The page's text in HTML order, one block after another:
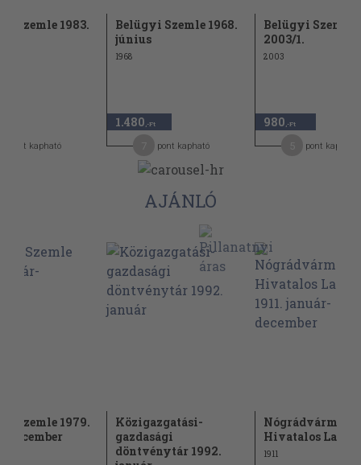
Szemle 1983.
pont kapható
Belügyi Szemle 1968.
június
1968
1.480 ,-Ft
pont kapható
Belügyi Szemle
2003/1.
2003
980 ,-Ft
pont kapható
AJÁNLÓ
Szemle 1979.
december
Közigazgatási-
gazdasági
döntvénytár 1992.
Hivatalos Lapja
1911